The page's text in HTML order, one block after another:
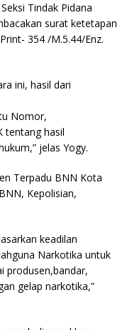
Tindak Pidana
surat ketetapan
354 /M.5.44/Enz.
ini, hasil dari
Nomor,
tentang hasil
jelas Yogy.
Terpadu BNN Kota
Kepolisian,
keadilan
Narkotika untuk
produsen,bandar,
gelap narkotika,”